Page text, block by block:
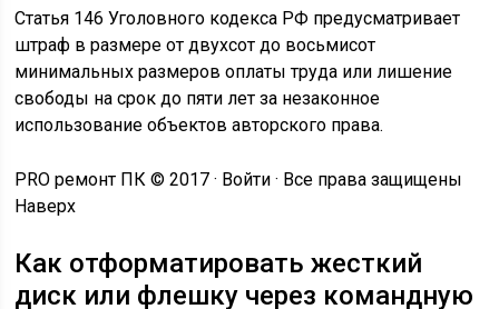
Статья 146 Уголовного кодекса РФ предусматривает
штраф в размере от двухсот до восьмисот
минимальных размеров оплаты труда или лишение
свободы на срок до пяти лет за незаконное
использование объектов авторского права.
PRO ремонт ПК © 2017 · Войти · Все права защищены
Наверх
Как отформатировать жесткий
диск или флешку через командную